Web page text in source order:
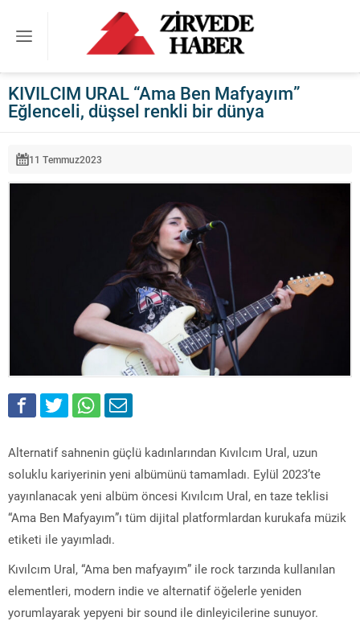
KIVILCIM URAL “Ama Ben Mafyayım”
Eğlenceli, düşsel renkli bir dünya
11 Temmuz2023
Alternatif sahnenin güçlü kadınlarından Kıvılcım Ural, uzun
soluklu kariyerinin yeni albümünü tamamladı. Eylül 2023’te
yayınlanacak yeni albüm öncesi Kıvılcım Ural, en taze teklisi
“Ama Ben Mafyayım”ı tüm dijital platformlardan kurukafa müzik
etiketi ile yayımladı.
Kıvılcım Ural, “Ama ben mafyayım” ile rock tarzında kullanılan
elementleri, modern indie ve alternatif öğelerle yeniden
yorumlayarak yepyeni bir sound ile dinleyicilerine sunuyor.